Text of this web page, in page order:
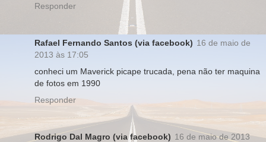
Responder
Rafael Fernando Santos (via facebook) 16 de maio de
2013 às 17:05
conheci um Maverick picape trucada, pena não ter maquina
de fotos em 1990
Responder
Rodrigo Dal Magro (via facebook) 16 de maio de 2013